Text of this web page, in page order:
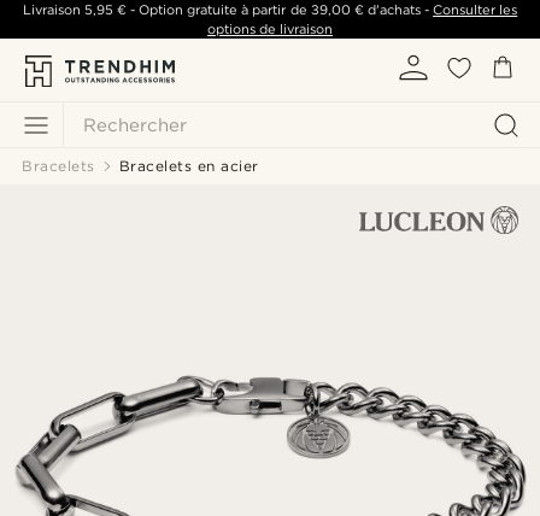
Rechercher
Livraison 5,95 €- Option gratuite à partir de 39,00 €d'achats -Consulter les
options de livraison
Bracelets Bracelets en acier